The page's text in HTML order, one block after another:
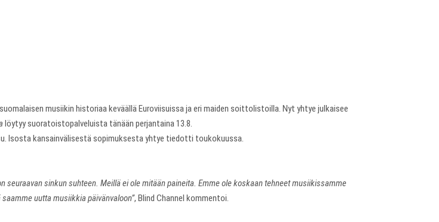
musiikin historiaa keväällä Euroviisuissa ja eri maiden soittolistoilla. Nyt yhtye julkaisee
löytyy suoratoistopalveluista tänään perjantaina 13.8.
Isosta kansainvälisestä sopimuksesta yhtye tiedotti toukokuussa.
seuraavan sinkun suhteen. Meillä ei ole mitään paineita. Emme ole koskaan tehneet musiikissamme
uutta musiikkia päivänvaloon”, Blind Channel kommentoi.